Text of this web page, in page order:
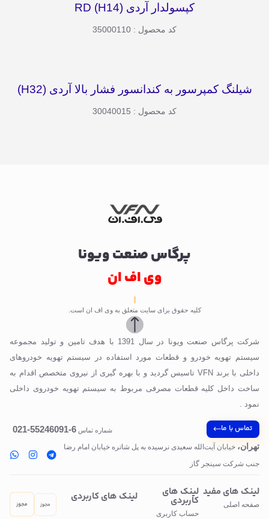
کپسولدار آردی (H14) RD
کد محصول : 35000110
شیلنگ کمپرسور به کندانسور فشار بالا آردی (H32)
کد محصول : 30040015
پرگاس صنعت ویونا
وی اف ان
کلیه حقوق برای سایت متعلق به وی اف ان است.
شرکت پرگاس صنعت ویونا در سال 1391 با هدف تامین و تولید مجموعه
سیستم تهویه خودرو و قطعات مورد استفاده در سیستم تهویه خودروهای
داخلی با برند VFN تاسیس گردید و با بهره گیری از نیروی متخصص اقدام به
ساخت داخل کلیه قطعات مصرفی مربوط به سیستم تهویه خودروی داخلی
نمود .
تماس با ما شماره تماس 6-55246091-021
تهران، خیابان آیت‌الله سعیدی نرسیده به پل‌ شاتره خیابان امام رضا
جنب شرکت سینجر گاز
لینک های مفید
صفحه اصلی
لینک های
کاربردی
حساب کاربری
لینک های کاربردی